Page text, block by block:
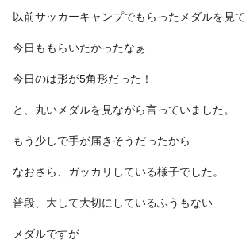
以前サッカーキャンプでもらったメダルを見て
今日ももらいたかったなぁ
今日のは形が5角形だった！
と、丸いメダルを見ながら言っていました。
もう少しで手が届きそうだったから
なおさら、ガッカリしている様子でした。
普段、大して大切にしているふうもない
メダルですが